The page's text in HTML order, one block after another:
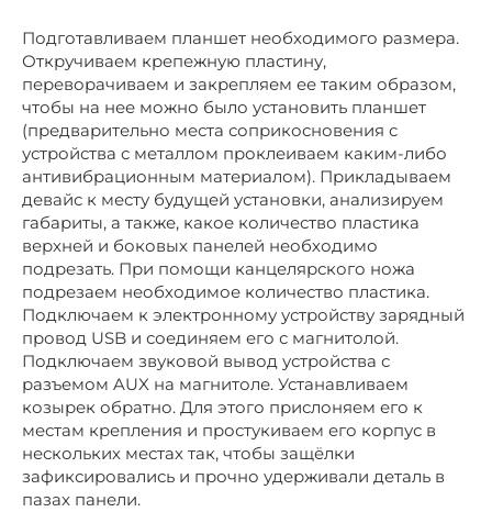
Подготавливаем планшет необходимого размера.
Откручиваем крепежную пластину,
переворачиваем и закрепляем ее таким образом,
чтобы на нее можно было установить планшет
(предварительно места соприкосновения с
устройства с металлом проклеиваем каким-либо
антивибрационным материалом). Прикладываем
девайс к месту будущей установки, анализируем
габариты, а также, какое количество пластика
верхней и боковых панелей необходимо
подрезать. При помощи канцелярского ножа
подрезаем необходимое количество пластика.
Подключаем к электронному устройству зарядный
провод USB и соединяем его с магнитолой.
Подключаем звуковой вывод устройства с
разъемом AUX на магнитоле. Устанавливаем
козырек обратно. Для этого прислоняем его к
местам крепления и простукиваем его корпус в
нескольких местах так, чтобы защёлки
зафиксировались и прочно удерживали деталь в
пазах панели.